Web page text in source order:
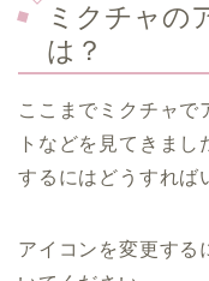
ミクチャの
は？
ここまでミクチャで
トなどを見てきま
するにはどうすれば
アイコンを変更する